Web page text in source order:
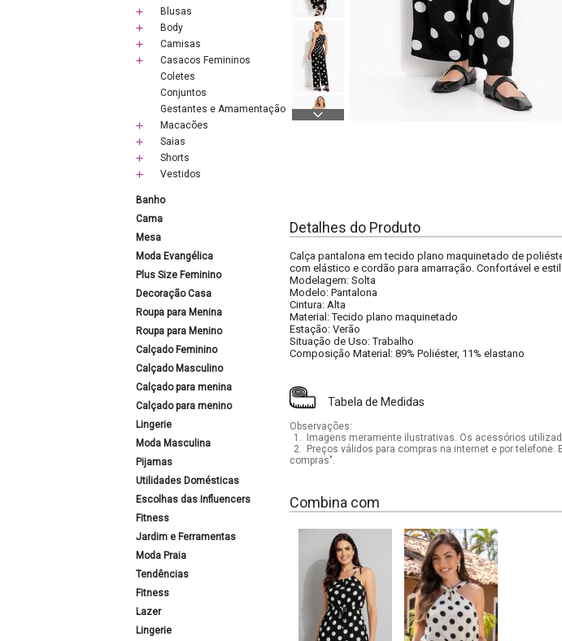
Blusas
Body
Camisas
Casacos Femininos
Coletes
Conjuntos
Gestantes e Amamentação
Macacões
Saias
Shorts
Vestidos
Banho
Cama
Mesa
Moda Evangélica
Plus Size Feminino
Decoração Casa
Roupa para Menina
Roupa para Menino
Calçado Feminino
Calçado Masculino
Calçado para menina
Calçado para menino
Lingerie
Moda Masculina
Pijamas
Utilidades Domésticas
Escolhas das Influencers
Fitness
Jardim e Ferramentas
Moda Praia
Tendências
Fitness
Lazer
Lingerie
Detalhes do Produto
Calça pantalona em tecido plano maquinetado de
com elástico e cordão para amarração. Confortável e
Modelagem: Solta
Modelo: Pantalona
Cintura: Alta
Material: Tecido plano maquinetado
Estação: Verão
Situação de Uso: Trabalho
Composição Material: 89% Poliéster, 11% elastano
Tabela de Medidas
Observações:
1.
Imagens meramente ilustrativas. Os acessórios
2.
Preços válidos para compras na internet e por
compras".
Combina com